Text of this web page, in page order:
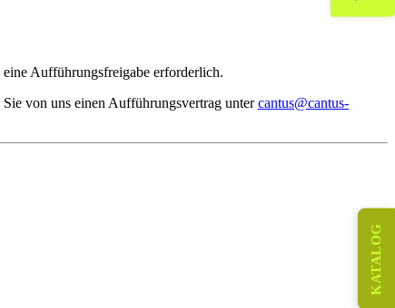
Aufführungsfreigabe erforderlich.
von uns einen Aufführungsvertrag untercantus@cantus-
KATALOG